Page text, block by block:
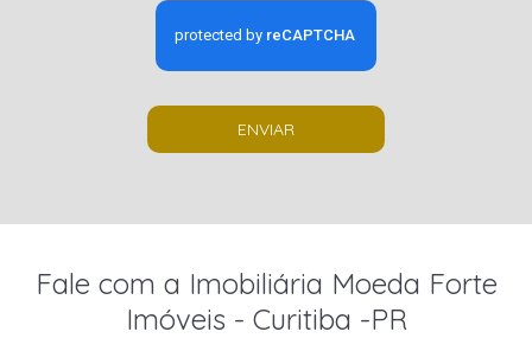
ENVIAR
Fale com a Imobiliária Moeda Forte
Imóveis - Curitiba -PR